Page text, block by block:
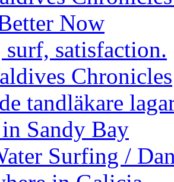
Now
surf, satisfaction.
Chronicles
tandläkare
Sandy Bay
Surfing /